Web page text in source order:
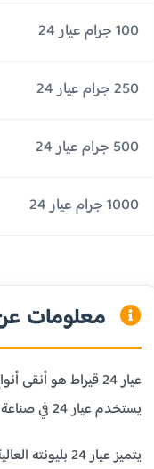
100 جرام عيار 24
250 جرام عيار 24
500 جرام عيار 24
1000 جرام عيار 24
معلومات عن
يستخدم عيار 24 في صناعة السبائك الذهبية والاستثمارات طويلة الأجل.
يتميز عيار